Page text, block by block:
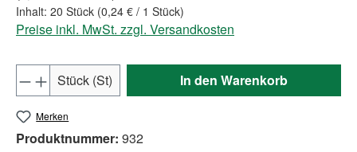
Inhalt: 20 Stück (0,24 € / 1 Stück)
Preise inkl. MwSt. zzgl. Versandkosten
Produkt Anzahl: Gib den gewünschten
Stück (St) In den Warenkorb
Merken
Produktnummer: 932